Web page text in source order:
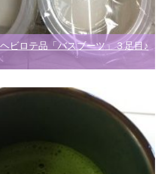
ビロテ品「バスブーツ」３足目♪